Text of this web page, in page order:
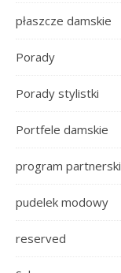
płaszcze damskie
Porady
Porady stylistki
Portfele damskie
program partnerski
pudelek modowy
reserved